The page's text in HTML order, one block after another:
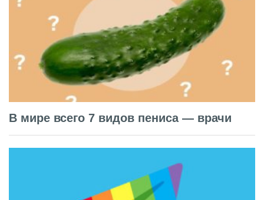
В мире всего 7 видов пениса — врачи